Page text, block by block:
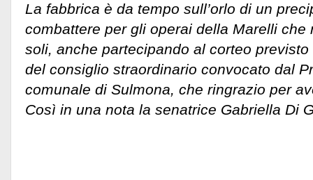
La fabbrica è da tempo sull’orlo di un
combattere per gli operai della Marelli che
soli, anche partecipando al corteo
del consiglio straordinario convocato dal
comunale di Sulmona, che ringrazio per
Così in una nota la senatrice Gabriella Di